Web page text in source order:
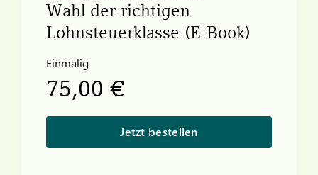
Wahl der richtigen
Lohnsteuerklasse (E-Book)
Einmalig
75,00 €
Jetzt bestellen